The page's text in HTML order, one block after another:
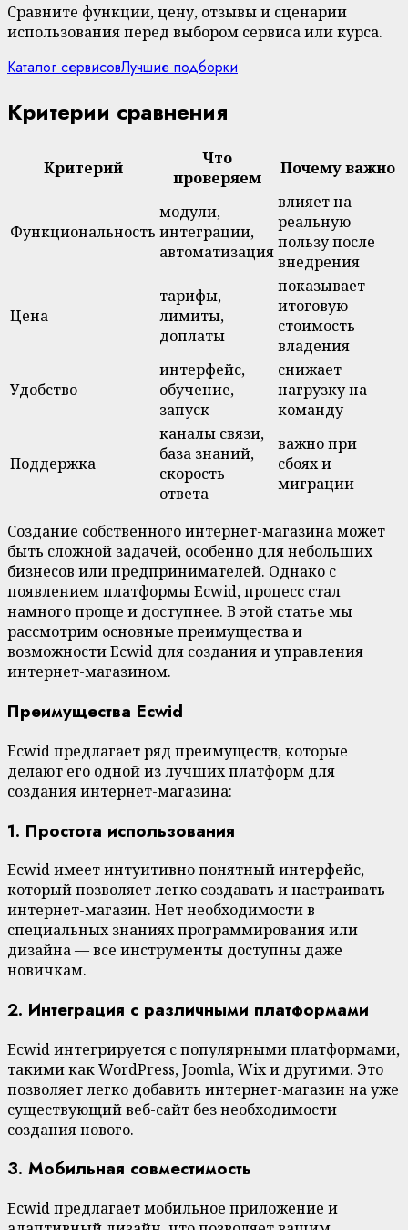
Сравните функции, цену, отзывы и сценарии
использования перед выбором сервиса или курса.
Каталог сервисовЛучшие подборки
Критерии сравнения
Критерий
Что
проверяем
Почему важно
Функциональность
модули,
интеграции,
автоматизация
влияет на
реальную
пользу после
внедрения
Цена
тарифы,
лимиты,
доплаты
показывает
итоговую
стоимость
владения
Удобство
интерфейс,
обучение,
запуск
снижает
нагрузку на
команду
Поддержка
каналы связи,
база знаний,
скорость
ответа
важно при
сбоях и
миграции
Создание собственного интернет-магазина может
быть сложной задачей, особенно для небольших
бизнесов или предпринимателей. Однако с
появлением платформы Ecwid, процесс стал
намного проще и доступнее. В этой статье мы
рассмотрим основные преимущества и
возможности Ecwid для создания и управления
интернет-магазином.
Преимущества Ecwid
Ecwid предлагает ряд преимуществ, которые
делают его одной из лучших платформ для
создания интернет-магазина:
1. Простота использования
Ecwid имеет интуитивно понятный интерфейс,
который позволяет легко создавать и настраивать
интернет-магазин. Нет необходимости в
специальных знаниях программирования или
дизайна — все инструменты доступны даже
новичкам.
2. Интеграция с различными платформами
Ecwid интегрируется с популярными платформами,
такими как WordPress, Joomla, Wix и другими. Это
позволяет легко добавить интернет-магазин на уже
существующий веб-сайт без необходимости
создания нового.
3. Мобильная совместимость
Ecwid предлагает мобильное приложение и